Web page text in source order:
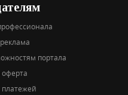
портала
платежей